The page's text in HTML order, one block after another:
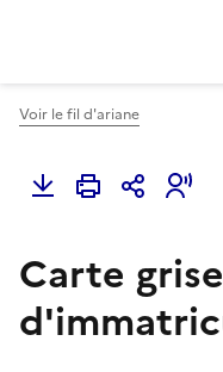
Voir le fil d'ariane
Carte